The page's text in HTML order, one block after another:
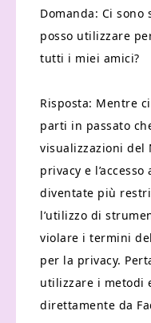
Domanda: Ci
posso utilizzare
tutti i miei amici?
Risposta: Mentre
parti in passato
visualizzazioni del
privacy e
diventate più
l’utilizzo di
violare i termini
per la privacy.
utilizzare i metodi
direttamente da